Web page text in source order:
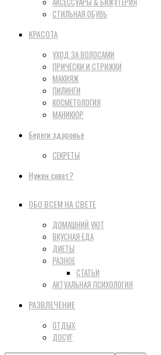
СТИЛЬНАЯ ОБУВЬ
КРАСОТА
УХОД ЗА ВОЛОСАМИ
ПРИЧЕСКИ И СТРИЖКИ
МАКИЯЖ
ПИЛИНГИ
КОСМЕТОЛОГИЯ
МАНИКЮР
Береги здоровье
СЕКРЕТЫ
Нужен совет?
ОБО ВСЕМ НА СВЕТЕ
ДОМАШНИЙ УЮТ
ВКУСНАЯ ЕДА
ДИЕТЫ
РАЗНОЕ
СТАТЬИ
АКТУАЛЬНАЯ ПСИХОЛОГИЯ
РАЗВЛЕЧЕНИЕ
ОТДЫХ
ДОСУГ